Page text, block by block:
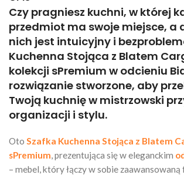
Czy pragniesz kuchni, w której
przedmiot ma swoje miejsce, a
nich jest intuicyjny i
Kuchenna Stojąca z Blatem
kolekcji sPremium w odcieniu
rozwiązanie stworzone, aby
Twoją kuchnię w mistrzowski
organizacji i stylu.
Oto Szafka Kuchenna Stojąca z Blatem
sPremium , prezentująca się w eleganckim
– mebel, który łączy w sobie